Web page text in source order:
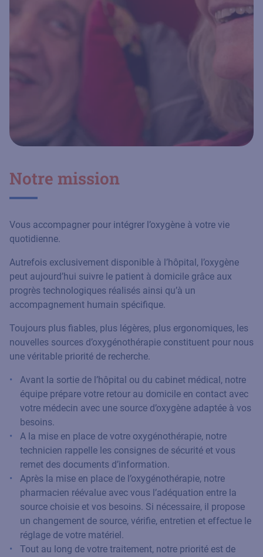
Notre mission
Vous accompagner pour intégrer l’oxygène à votre vie
quotidienne.
Autrefois exclusivement disponible à l’hôpital, l’oxygène
peut aujourd’hui suivre le patient à domicile grâce aux
progrès technologiques réalisés ainsi qu’à un
accompagnement humain spécifique.
Toujours plus fiables, plus légères, plus ergonomiques, les
nouvelles sources d’oxygénothérapie constituent pour nous
une véritable priorité de recherche.
Avant la sortie de l’hôpital ou du cabinet médical, notre
équipe prépare votre retour au domicile en contact avec
votre médecin avec une source d’oxygène adaptée à vos
besoins.
A la mise en place de votre oxygénothérapie, notre
technicien rappelle les consignes de sécurité et vous
remet des documents d’information.
Après la mise en place de l’oxygénothérapie, notre
pharmacien réévalue avec vous l’adéquation entre la
source choisie et vos besoins. Si nécessaire, il propose
un changement de source, vérifie, entretien et effectue le
réglage de votre matériel.
Tout au long de votre traitement, notre priorité est de